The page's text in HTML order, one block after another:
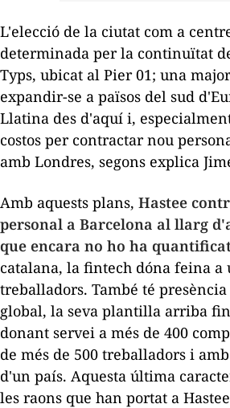
L'elecció de la ciutat com a
determinada per la continuïtat
Typs, ubicat al Pier 01; una
expandir-se a països del sud
Llatina des d'aquí i,
costos per contractar nou
amb Londres, segons explica
Amb aquests plans, Hastee
personal a Barcelona al llarg
que encara no ho ha
catalana, la fintech dóna feina a
treballadors. També té
global, la seva plantilla arriba
donant servei a més de 400
de més de 500 treballadors i
d'un país. Aquesta última
les raons que han portat a